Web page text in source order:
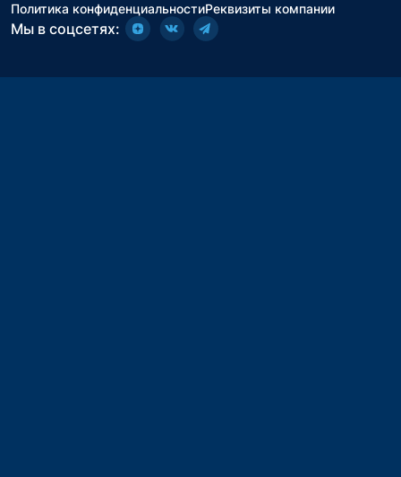
Политика конфиденциальностиРеквизиты компании
Мы в соцсетях: